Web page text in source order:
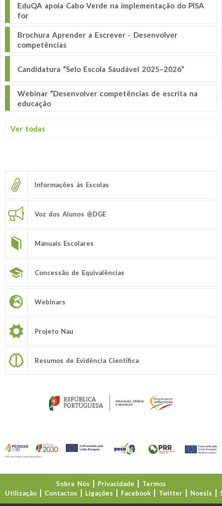
EduQA apoia Cabo Verde na implementação do PISA
for
Brochura Aprender a Escrever - Desenvolver
competências
Candidatura “Selo Escola Saudável 2025–2026”
Webinar “Desenvolver competências de escrita na
educação
Ver todas
Informações às Escolas
Voz dos Alunos @DGE
Manuais Escolares
Concessão de Equivalências
Webinars
Projeto Nau
Resumos de Evidência Científica
Sobre Nós Privacidade
Termos
Utilização
Contactos Ligações Facebook Twitter Noesis